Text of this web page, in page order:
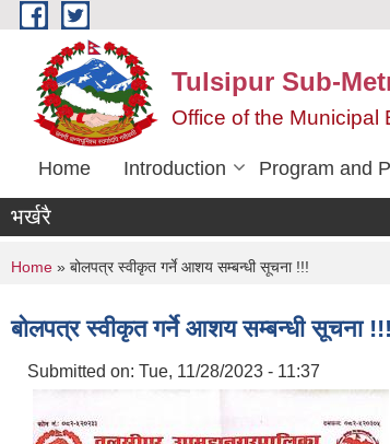
Skip to main content
Tulsipur Sub-
Office of the Municipal
Home Introduction Program and
भर्खरै
You are here
Home » बोलपत्र स्वीकृत गर्ने आशय सम्बन्धी सूचना !!!
बोलपत्र स्वीकृत गर्ने आशय सम्बन्धी सूचना !!!
Submitted on: Tue, 11/28/2023 - 11:37